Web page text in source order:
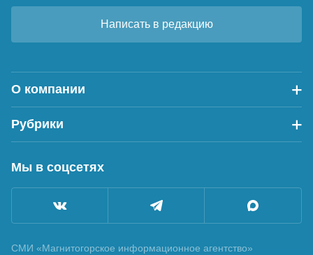
Написать в редакцию
О компании
Рубрики
Мы в соцсетях
СМИ «Магнитогорское информационное агентство»